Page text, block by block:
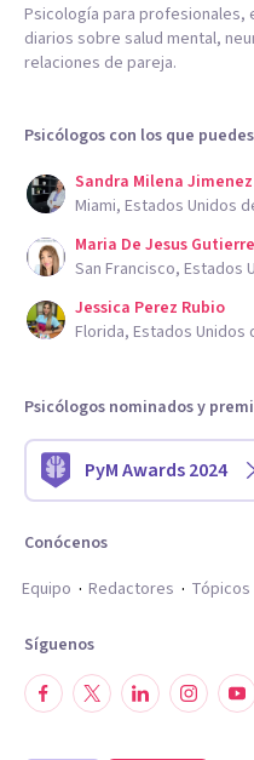
Psicología para profesionales,
diarios sobre salud mental,
relaciones de pareja.
Psicólogos con los que
Sandra Milena
Miami, Estados Unidos
Maria De Jesus
San Francisco, Estados
Jessica Perez Rubio
Florida, Estados Unidos
Psicólogos nominados y
PyM Awards 2024
Conócenos
Equipo
Redactores Tópicos
Síguenos